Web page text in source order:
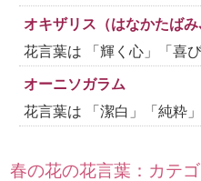
オキザリス（はなかたばみ
花言葉は 「輝く心」「喜
オーニソガラム
花言葉は 「潔白」「純粋
春の花の花言葉：カテ